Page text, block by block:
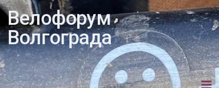
Велофорум
Волгограда